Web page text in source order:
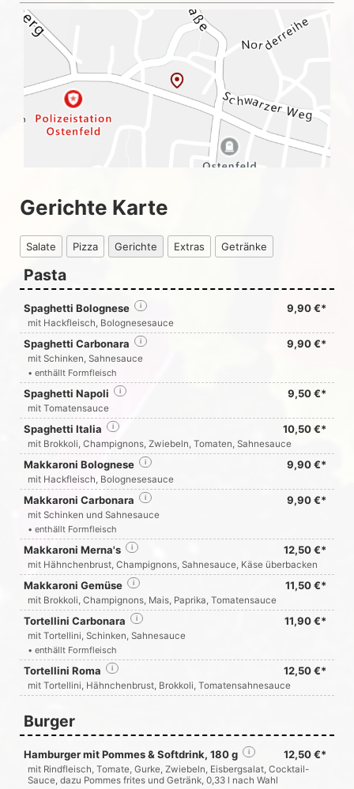
Gerichte Karte
Salate Pizza Gerichte Extras Getränke
Pasta
Spaghetti Bolognese 9,90 €*
i
mit Hackfleisch, Bolognesesauce
Spaghetti Carbonara 9,90 €*
i
mit Schinken, Sahnesauce
• enthällt Formfleisch
Spaghetti Napoli 9,50 €*
i
mit Tomatensauce
Spaghetti Italia 10,50 €*
i
mit Brokkoli, Champignons, Zwiebeln, Tomaten, Sahnesauce
Makkaroni Bolognese 9,90 €*
i
mit Hackfleisch, Bolognesesauce
Makkaroni Carbonara 9,90 €*
i
mit Schinken und Sahnesauce
• enthällt Formfleisch
Makkaroni Merna's 12,50 €*
i
mit Hähnchenbrust, Champignons, Sahnesauce, Käse überbacken
Makkaroni Gemüse 11,50 €*
i
mit Brokkoli, Champignons, Mais, Paprika, Tomatensauce
Tortellini Carbonara 11,90 €*
i
mit Tortellini, Schinken, Sahnesauce
• enthällt Formfleisch
Tortellini Roma 12,50 €*
i
mit Tortellini, Hähnchenbrust, Brokkoli, Tomatensahnesauce
Burger
Hamburger mit Pommes & Softdrink, 180 g 12,50 €*
i
mit Rindfleisch, Tomate, Gurke, Zwiebeln, Eisbergsalat, Cocktail-
Sauce, dazu Pommes frites und Getränk, 0,33 l nach Wahl